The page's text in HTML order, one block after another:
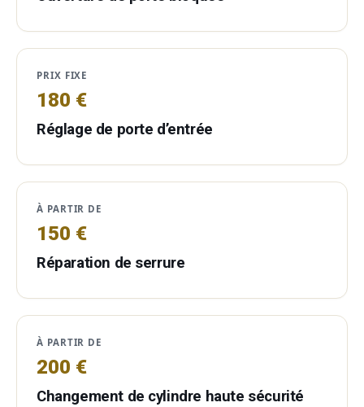
PRIX FIXE
180 €
Réglage de porte d’entrée
À PARTIR DE
150 €
Réparation de serrure
À PARTIR DE
200 €
Changement de cylindre haute sécurité